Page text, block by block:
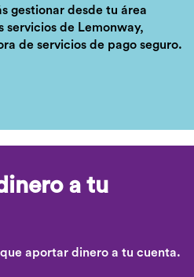
gestionar desde tu área
servicios de Lemonway,
de servicios de pago seguro.
a tu
aportar dinero a tu cuenta.